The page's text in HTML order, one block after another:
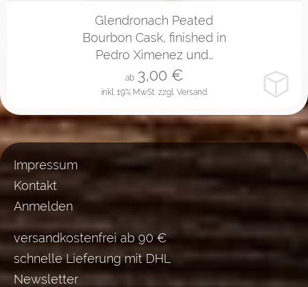
Glendronach Peated
Bourbon Cask, finished in
Pedro Ximenez und…
inkl. 19% MwSt. zzgl. Versand
ab 3,00€
Impressum
Kontakt
Anmelden
versandkostenfrei ab 90 €
schnelle Lieferung mit DHL
Newsletter